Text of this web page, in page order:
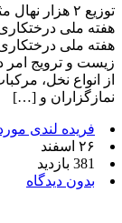
توزیع ۲
هفته ملی
هفته ملی
از انواع نخل،
نمازگزاران و […]
فریده لندی
۲۶ اسفند
381 بازدید
بدون دیدگاه